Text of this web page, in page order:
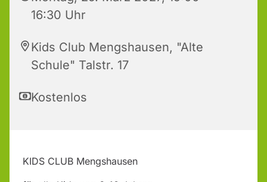
16:30 Uhr
Kids Club Mengshausen, "Alte
Schule" Talstr. 17
Kostenlos
KIDS CLUB Mengshausen